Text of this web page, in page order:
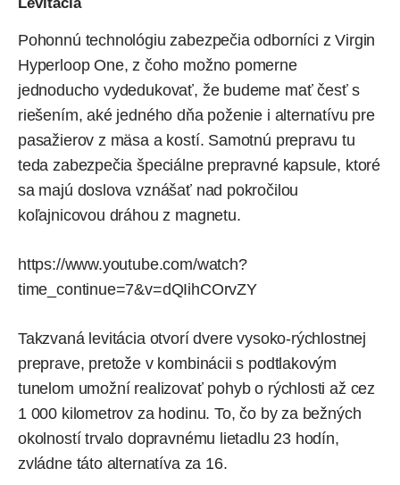
Pohonnú technológiu zabezpečia odborníci z Virgin
Hyperloop One, z čoho možno pomerne
jednoducho vydedukovať, že budeme mať česť s
riešením, aké jedného dňa poženie i alternatívu pre
pasažierov z mäsa a kostí. Samotnú prepravu tu
teda zabezpečia špeciálne prepravné kapsule, ktoré
sa majú doslova vznášať nad pokročilou
koľajnicovou dráhou z magnetu.
https://www.youtube.com/watch?
time_continue=7&v=dQIihCOrvZY
Takzvaná levitácia otvorí dvere vysoko-rýchlostnej
preprave, pretože v kombinácii s podtlakovým
tunelom umožní realizovať pohyb o rýchlosti až cez
1 000 kilometrov za hodinu. To, čo by za bežných
okolností trvalo dopravnému lietadlu 23 hodín,
zvládne táto alternatíva za 16.